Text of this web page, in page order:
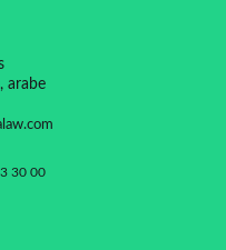
arabe
30 00